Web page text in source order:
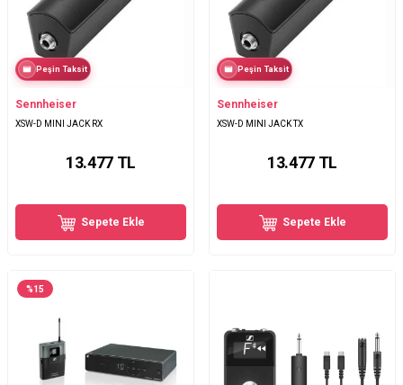
Peşin Taksit
Sennheiser
XSW-D MINI JACK RX
13.477TL
Sepete Ekle
Peşin Taksit
Sennheiser
XSW-D MINI JACK TX
13.477TL
Sepete Ekle
%15